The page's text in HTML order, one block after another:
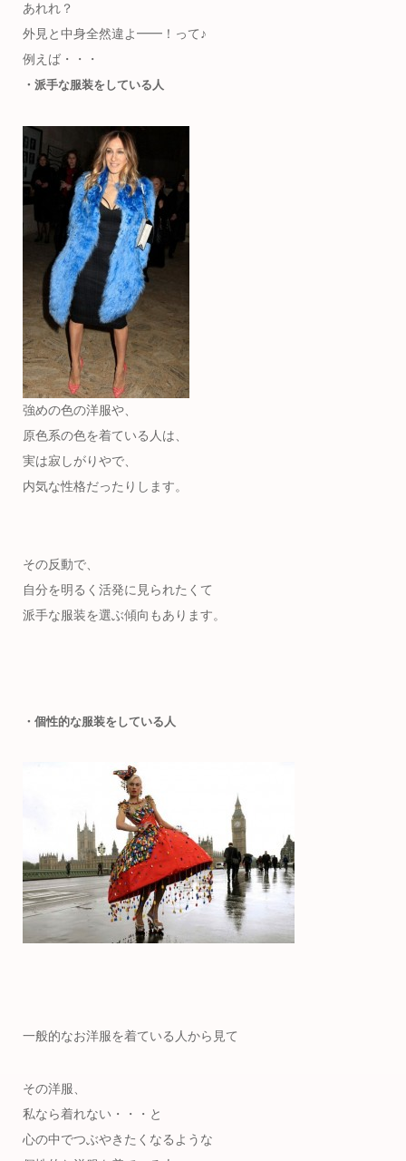
あれれ？
外見と中身全然違よ━━！って♪
例えば・・・
・派手な服装をしている人
強めの色の洋服や、
原色系の色を着ている人は、
実は寂しがりやで、
内気な性格だったりします。
その反動で、
自分を明るく活発に見られたくて
派手な服装を選ぶ傾向もあります。
・個性的な服装をしている人
一般的なお洋服を着ている人から見て
その洋服、
私なら着れない・・・と
心の中でつぶやきたくなるような